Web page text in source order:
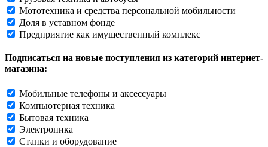
Мототехника и средства персональной мобильности
Доля в уставном фонде
Предприятие как имущественный комплекс
Подписаться на новые поступления из категорий интернет-
магазина:
Мобильные телефоны и аксессуары
Компьютерная техника
Бытовая техника
Электроника
Станки и оборудование